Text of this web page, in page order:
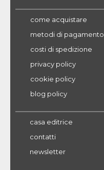
come acquistare
metodi di pagamento
costi di spedizione
privacy policy
cookie policy
blog policy
casa editrice
contatti
newsletter